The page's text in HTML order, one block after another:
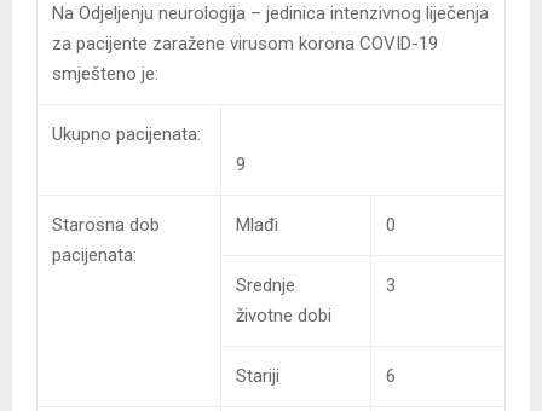
Na Odjeljenju neurologija – jedinica intenzivnog liječenja
za pacijente zaražene virusom korona COVID-19
smješteno je:
Ukupno pacijenata:
9
Starosna dob
pacijenata:
Mlađi 0
Srednje
životne dobi
3
Stariji 6